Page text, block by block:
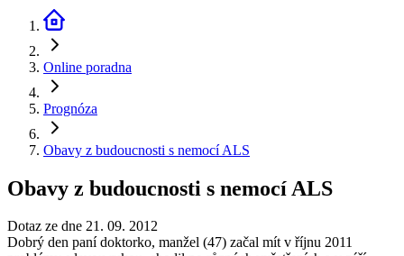
Online poradna
Prognóza
Obavy z budoucnosti s nemocí ALS
Obavy z budoucnosti s nemocí ALS
Dotaz ze dne 21. 09. 2012
Dobrý den paní doktorko, manžel (47) začal mít v říjnu 2011